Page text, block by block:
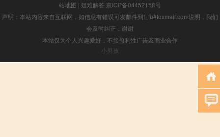
站地图 | 疑难解答 京ICP备04452158号
声明：本站内容来自互联网，如信息有错误可发邮件到f_fb#foxmail.com说明，我们
会及时纠正，谢谢
本站仅为个人兴趣爱好，不接盈利性广告及商业合作
小男孩